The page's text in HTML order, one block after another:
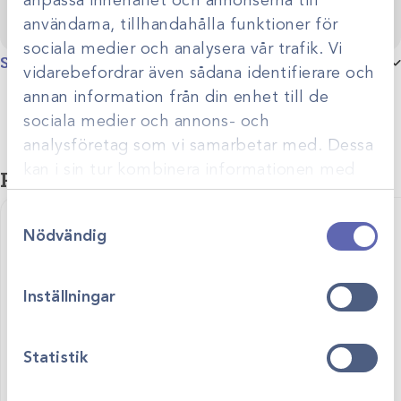
användarna, tillhandahålla funktioner för
sociala medier och analysera vår trafik. Vi
vidarebefordrar även sådana identifierare och
annan information från din enhet till de
sociala medier och annons- och
analysföretag som vi samarbetar med. Dessa
kan i sin tur kombinera informationen med
annan information som du har tillhandahållit
eller som de har samlat in när du har använt
deras tjänster.
Nödvändig
Inställningar
Statistik
Specifikationer
Alternativ Alternativ 1, Alternativ 2
Relaterade produkter